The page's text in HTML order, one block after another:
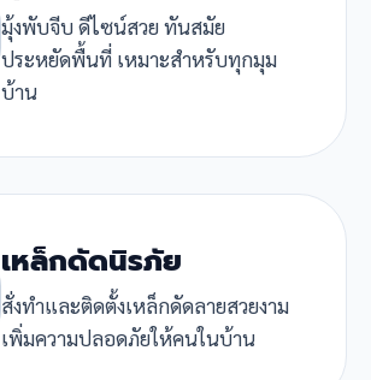
มุ้งพับจีบ ดีไซน์สวย ทันสมัย
ประหยัดพื้นที่ เหมาะสำหรับทุกมุม
บ้าน
เหล็กดัดนิรภัย
สั่งทำและติดตั้งเหล็กดัดลายสวยงาม
เพิ่มความปลอดภัยให้คนในบ้าน